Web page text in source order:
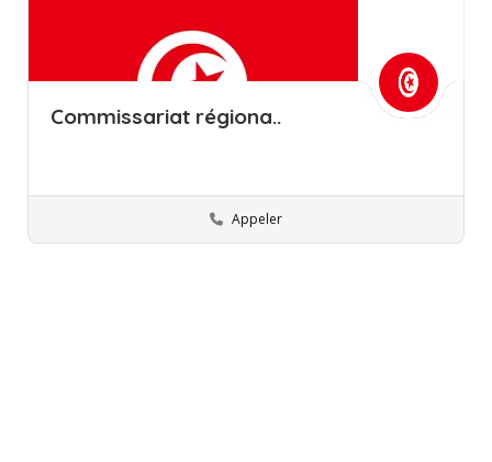
Commissariat régiona..
Commissions régionales de l’éducation
Appeler